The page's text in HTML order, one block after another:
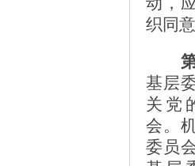
织同意
第
基层
关党
会。
委员